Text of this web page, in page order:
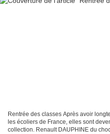
Rentrée des classes Après avoir
les écoliers de France, elles sont
collection. Renault DAUPHINE du